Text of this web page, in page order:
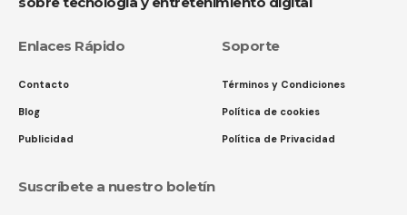
Enlaces Rápido
Contacto
Blog
Publicidad
Soporte
Términos y Condiciones
Política de cookies
Política de Privacidad
Suscríbete a nuestro boletín